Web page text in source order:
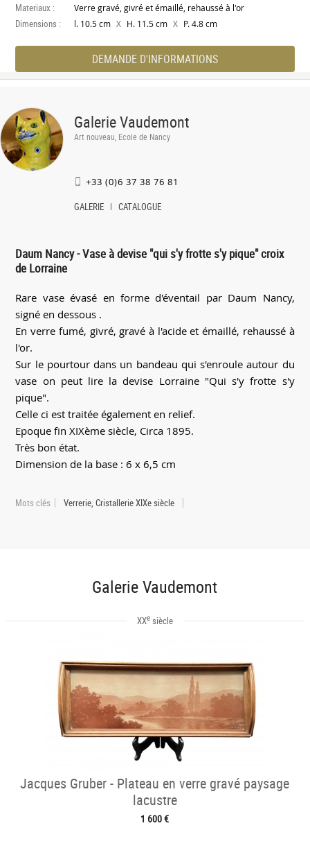
Materiaux : Verre gravé, givré et émaillé, rehaussé à l'or
Dimensions : l. 10.5 cm X H. 11.5 cm X P. 4.8 cm
DEMANDE D'INFORMATIONS
Galerie Vaudemont
Art nouveau, Ecole de Nancy
+33 (0)6 37 38 76 81
GALERIE CATALOGUE
Daum Nancy - Vase à devise "qui s'y frotte s'y pique" croix
de Lorraine
Rare vase évasé en forme d'éventail par Daum Nancy,
signé en dessous .
En verre fumé, givré, gravé à l'acide et émaillé, rehaussé à
l'or.
Sur le pourtour dans un bandeau qui s'enroule autour du
vase on peut lire la devise Lorraine "Qui s'y frotte s'y
pique".
Celle ci est traitée également en relief.
Epoque fin XIXème siècle, Circa 1895.
Très bon état.
Dimension de la base : 6 x 6,5 cm
Mots clés Verrerie, Cristallerie XIXe siècle
Galerie Vaudemont
XXesiècle
Jacques Gruber - Plateau en verre gravé paysage
lacustre
1 600 €